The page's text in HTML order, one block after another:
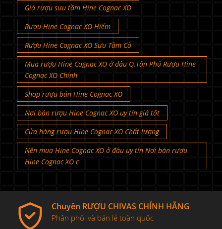
Giá rượu sưu tầm Hine Cognac XO
Rượu Hine Cognac XO Hiếm
Rượu Hine Cognac XO Sưu Tầm Cổ
Mua rượu Hine Cognac XO ở đâu Q.Tân Phú Rượu Hine
Cognac XO Chính
Shop rượu bán Hine Cognac XO
Nơi bán rượu Hine Cognac XO uy tín giá tốt
Cửa hàng rượu Hine Cognac XO Chất lượng
Nên mua Hine Cognac XO ở đâu uy tín Nơi bán rượu
Hine Cognac XO c
Chuyên RƯỢU CHIVAS CHÍNH HÃNG
Phân phối và bán lẻ toàn quốc